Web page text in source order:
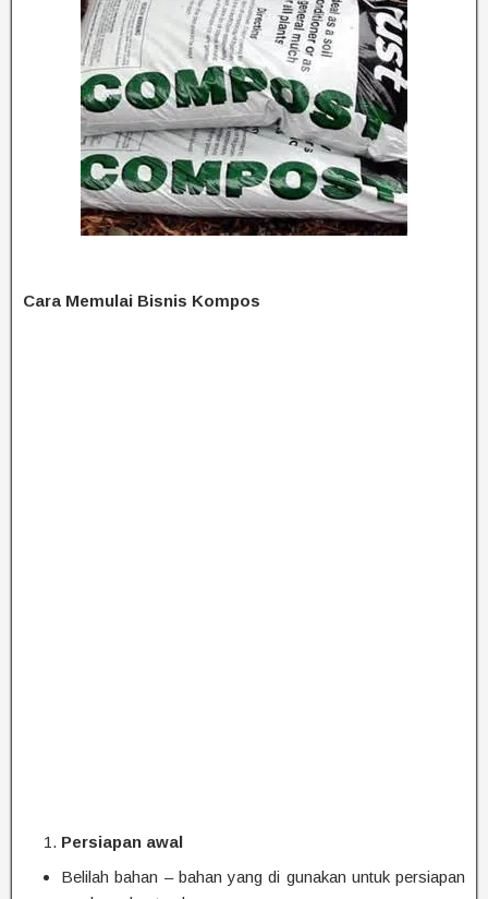
Cara Memulai Bisnis Kompos
Persiapan awal
Belilah bahan – bahan yang di gunakan untuk persiapan